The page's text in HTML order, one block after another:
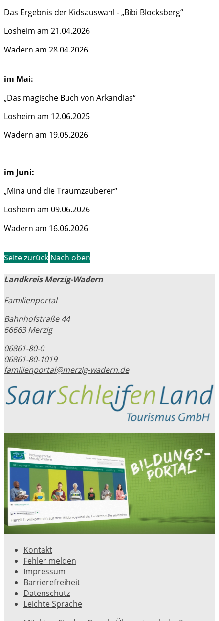
Das Ergebnis der Kidsauswahl - „Bibi Blocksberg“
Losheim am 21.04.2026
Wadern am 28.04.2026
im Mai:
„Das magische Buch von Arkandias“
Losheim am 12.06.2025
Wadern am 19.05.2026
im Juni:
„Mina und die Traumzauberer“
Losheim am 09.06.2026
Wadern am 16.06.2026
Seite zurück Nach oben
Landkreis Merzig-Wadern
Familienportal
Bahnhofstraße 44
66663 Merzig
06861-80-0
06861-80-1019
familienportal@merzig-wadern.de
Kontakt
Fehler melden
Impressum
Barrierefreiheit
Datenschutz
Leichte Sprache